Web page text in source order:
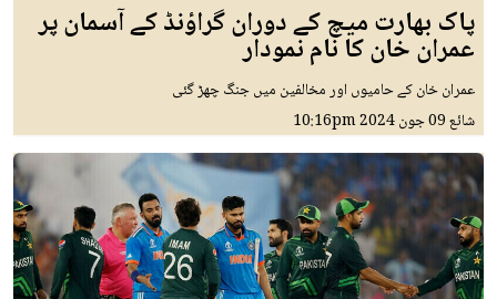
پاک بھارت میچ کے دوران گراؤنڈ کے آسمان پر
عمران خان کا نام نمودار
عمران خان کے حامیوں اور مخالفین میں جنگ چھڑ گئی
شائع09 جون 2024 10:16pm